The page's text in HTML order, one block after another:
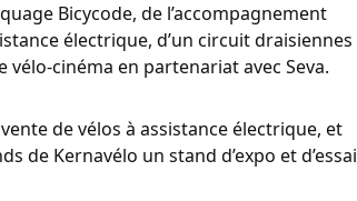
Bicycode, de l’accompagnement
électrique, d’un circuit draisiennes
cinéma en partenariat avec Seva.
de vélos à assistance électrique, et
de Kernavélo un stand d’expo et d’essai